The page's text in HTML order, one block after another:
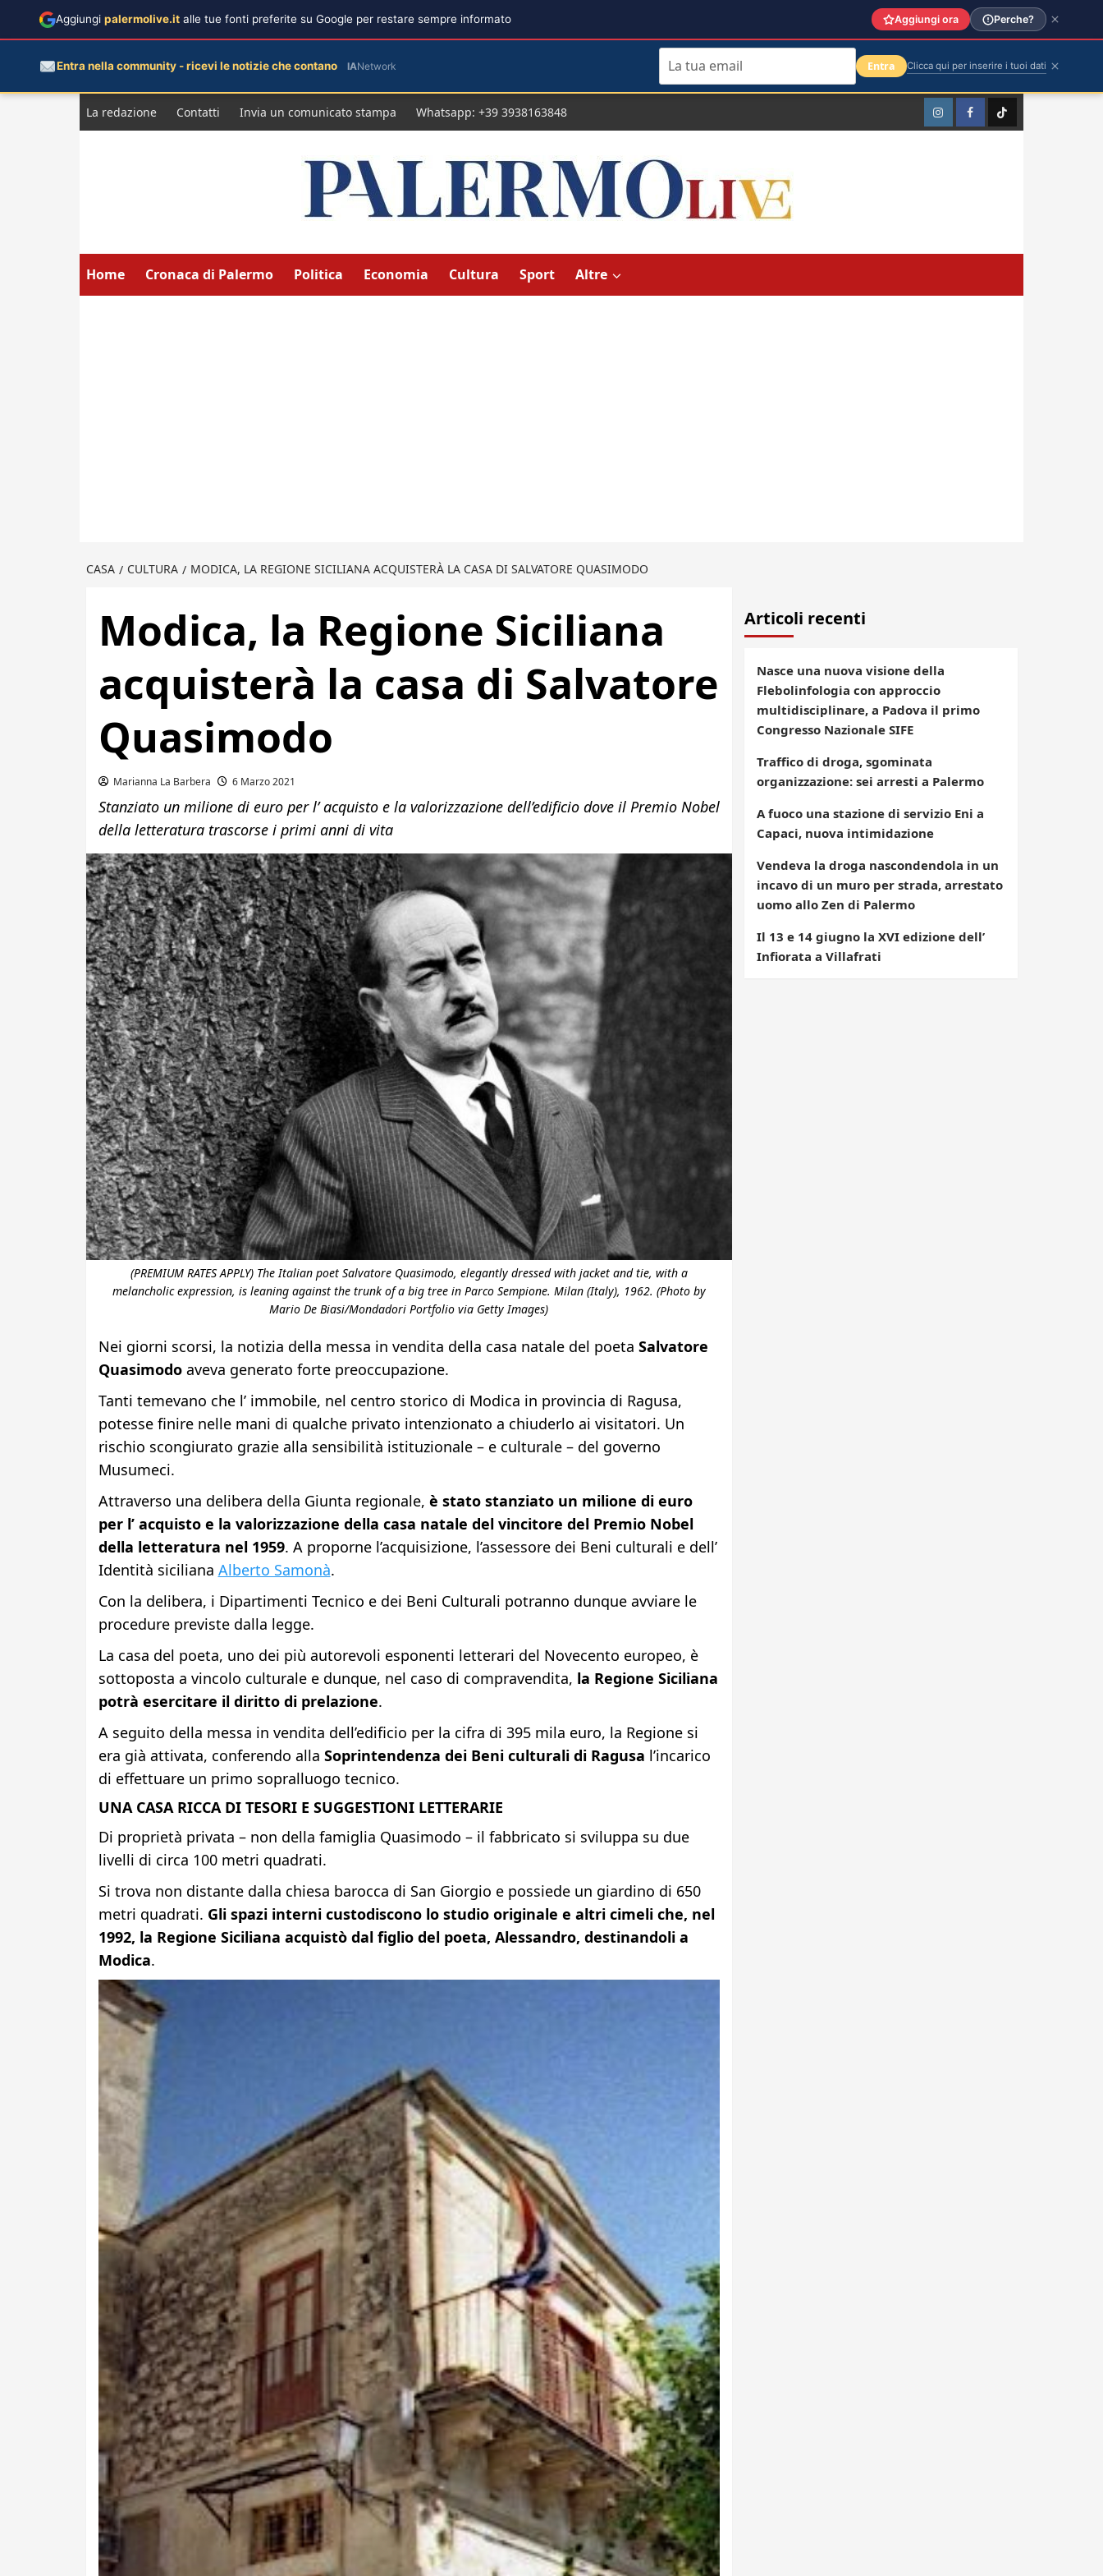
La redazione Contatti Invia un comunicato stampa Whatsapp: +39 3938163848 InstagramFacebookTikTok
Home Cronaca di Palermo Politica Economia Cultura Sport Altre
CASA CULTURA MODICA, LA REGIONE SICILIANA ACQUISTERÀ LA CASA DI SALVATORE QUASIMODO
Modica, la Regione Siciliana
acquisterà la casa di Salvatore
Quasimodo
Marianna La Barbera 6 Marzo 2021
Stanziato un milione di euro per l’ acquisto e la valorizzazione dell’edificio dove il Premio Nobel
della letteratura trascorse i primi anni di vita
(PREMIUM RATES APPLY) The Italian poet Salvatore Quasimodo, elegantly dressed with jacket and tie, with a
melancholic expression, is leaning against the trunk of a big tree in Parco Sempione. Milan (Italy), 1962. (Photo by
Mario De Biasi/Mondadori Portfolio via Getty Images)
Nei giorni scorsi, la notizia della messa in vendita della casa natale del poeta Salvatore
Quasimodoaveva generato forte preoccupazione.
Tanti temevano che l’ immobile, nel centro storico di Modica in provincia di Ragusa,
potesse finire nelle mani di qualche privato intenzionato a chiuderlo ai visitatori. Un
rischio scongiurato grazie alla sensibilità istituzionale – e culturale – del governo
Musumeci.
Attraverso una delibera della Giunta regionale, è stato stanziato un milione di euro
per l’ acquisto e la valorizzazione della casa natale del vincitore del Premio Nobel
della letteratura nel 1959. A proporne l’acquisizione, l’assessore dei Beni culturali e dell’
Identità siciliana Alberto Samonà.
Con la delibera, i Dipartimenti Tecnico e dei Beni Culturali potranno dunque avviare le
procedure previste dalla legge.
La casa del poeta, uno dei più autorevoli esponenti letterari del Novecento europeo, è
sottoposta a vincolo culturale e dunque, nel caso di compravendita, la Regione Siciliana
potrà esercitare il diritto di prelazione.
A seguito della messa in vendita dell’edificio per la cifra di 395 mila euro, la Regione si
era già attivata, conferendo alla Soprintendenza dei Beni culturali di Ragusa l’incarico
di effettuare un primo sopralluogo tecnico.
UNA CASA RICCA DI TESORI E SUGGESTIONI LETTERARIE
Di proprietà privata – non della famiglia Quasimodo – il fabbricato si sviluppa su due
livelli di circa 100 metri quadrati.
Si trova non distante dalla chiesa barocca di San Giorgio e possiede un giardino di 650
metri quadrati. Gli spazi interni custodiscono lo studio originale e altri cimeli che, nel
1992, la Regione Siciliana acquistò dal figlio del poeta, Alessandro, destinandoli a
Modica.
Articoli recenti
Nasce una nuova visione della
Flebolinfologia con approccio
multidisciplinare, a Padova il primo
Congresso Nazionale SIFE
Traffico di droga, sgominata
organizzazione: sei arresti a Palermo
A fuoco una stazione di servizio Eni a
Capaci, nuova intimidazione
Vendeva la droga nascondendola in un
incavo di un muro per strada, arrestato
uomo allo Zen di Palermo
Il 13 e 14 giugno la XVI edizione dell’
Infiorata a Villafrati
Aggiungi palermolive.it alle tue fonti preferite su Google per restare sempre informato Aggiungi ora Perche?
Entra nella community - ricevi le notizie che contano IANetwork Entra Clicca qui per inserire i tuoi dati